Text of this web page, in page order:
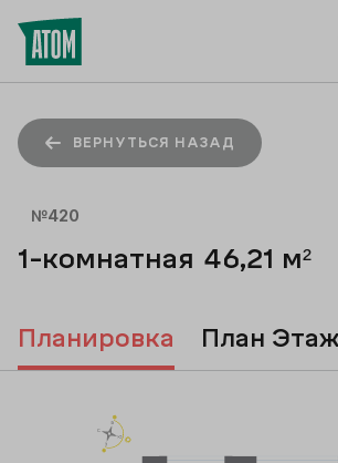
ВЕРНУТЬСЯ НАЗАД
№420
1-комнатная 46,21 м²
Планировка План